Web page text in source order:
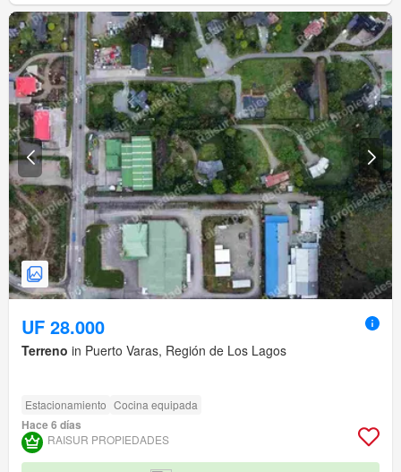
UF 28.000
Terreno in Puerto Varas, Región de Los Lagos
Estacionamiento Cocina equipada
Hace 6 días
RAISUR PROPIEDADES